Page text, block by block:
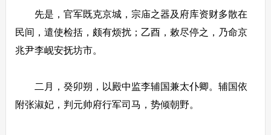
先是，官军既克京城，宗庙之器及府库资财多散在
民间，遣使检括，颇有烦扰；乙酉，敕尽停之，乃命京
兆尹李岘安抚坊市。
二月，癸卯朔，以殿中监李辅国兼太仆卿。辅国依
附张淑妃，判元帅府行军司马，势倾朝野。